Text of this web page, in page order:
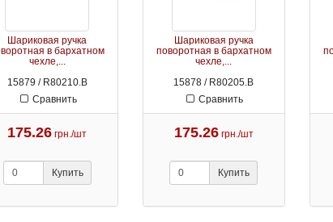
Шариковая ручка
в бархатном
чехле,...
15879 / R80210.B
Сравнить
175.26 грн./шт
Купить
Шариковая ручка
поворотная в бархатном
чехле,...
15878 / R80205.B
Сравнить
175.26 грн./шт
Купить